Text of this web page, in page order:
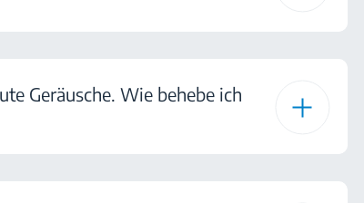
Geräusche. Wie behebe ich